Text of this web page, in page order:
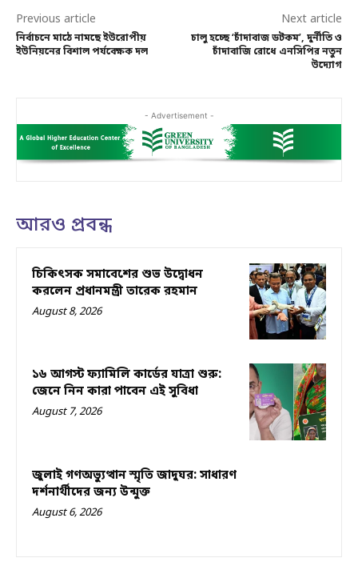
Previous article
নির্বাচনে মাঠে নামছে ইউরোপীয়
ইউনিয়নের বিশাল পর্যবেক্ষক দল
Next article
চালু হচ্ছে ‘চাঁদাবাজ ডটকম’, দুর্নীতি ও
চাঁদাবাজি রোধে এনসিপির নতুন
উদ্যোগ
- Advertisement -
আরও প্রবন্ধ
চিকিৎসক সমাবেশের শুভ উদ্বোধন
করলেন প্রধানমন্ত্রী তারেক রহমান
August 8, 2026
১৬ আগস্ট ফ্যামিলি কার্ডের যাত্রা শুরু:
জেনে নিন কারা পাবেন এই সুবিধা
August 7, 2026
জুলাই গণঅভ্যুত্থান স্মৃতি জাদুঘর: সাধারণ
দর্শনার্থীদের জন্য উন্মুক্ত
August 6, 2026